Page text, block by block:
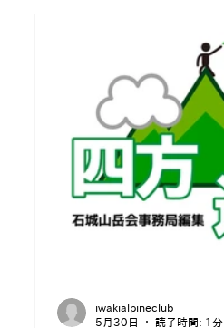
iwakialpineclub
5月30日
読了時間: 1分